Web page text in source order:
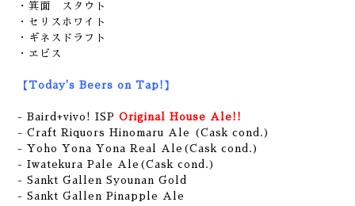
・箕面 スタウト
・セリスホワイト
・ギネスドラフト
・ヱビス
【Today's Beers on Tap!】
- Baird+vivo! ISP Original House Ale!!
- Craft Riquors Hinomaru Ale (Cask cond.)
- Yoho Yona Yona Real Ale(Cask cond.)
- Iwatekura Pale Ale(Cask cond.)
- Sankt Gallen Syounan Gold
- Sankt Gallen Pinapple Ale